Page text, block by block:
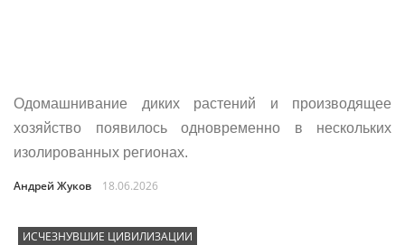
Одомашнивание диких растений и производящее
хозяйство появилось одновременно в нескольких
изолированных регионах.
Андрей Жуков 18.06.2026
ИСЧЕЗНУВШИЕ ЦИВИЛИЗАЦИИ